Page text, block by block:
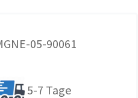
05-90061
5-7 Tage